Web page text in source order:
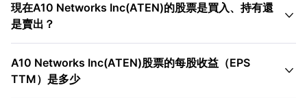
現在A10 Networks Inc(ATEN)的股票是買入、持有還
是賣出？

A10 Networks Inc(ATEN)股票的每股收益（EPS
TTM）是多少
